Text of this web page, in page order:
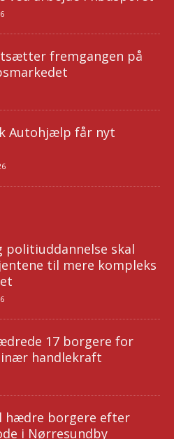
fremgangen på
Autohjælp får nyt
politiuddannelse skal
til mere kompleks
17 borgere for
handlekraft
hædre borgere efter
i Nørresundby